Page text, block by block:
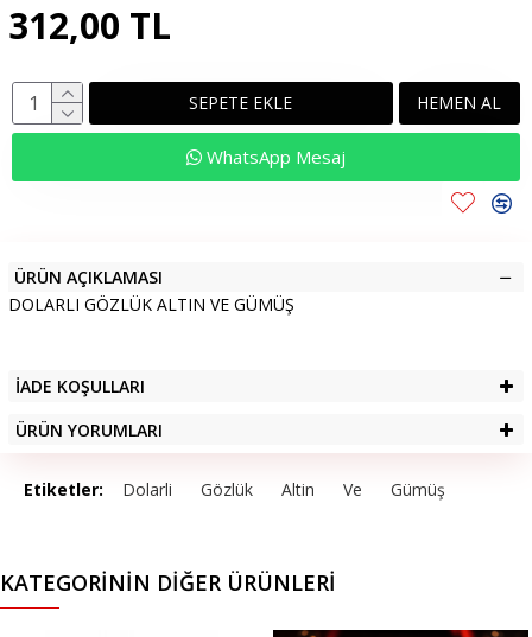
312,00 TL
SEPETE EKLE HEMEN AL
WhatsApp Mesaj
ÜRÜN AÇIKLAMASI
DOLARLI GÖZLÜK ALTIN VE GÜMÜŞ
İADE KOŞULLARI
ÜRÜN YORUMLARI
Etiketler: Dolarli Gözlük Altin Ve Gümüş
KATEGORININ DIĞER ÜRÜNLERI